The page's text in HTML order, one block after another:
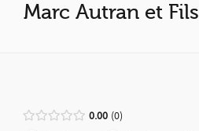
Marc Autran et Fils
0.00 0